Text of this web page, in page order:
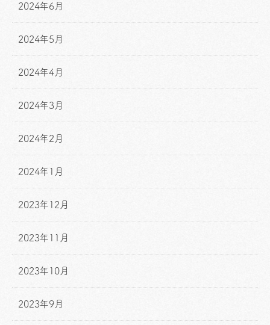
2024年6月
2024年5月
2024年4月
2024年3月
2024年2月
2024年1月
2023年12月
2023年11月
2023年10月
2023年9月